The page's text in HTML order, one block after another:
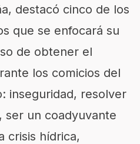
destacó cinco de los
que se enfocará su
de obtener el
los comicios del
inseguridad, resolver
ser un coadyuvante
crisis hídrica,